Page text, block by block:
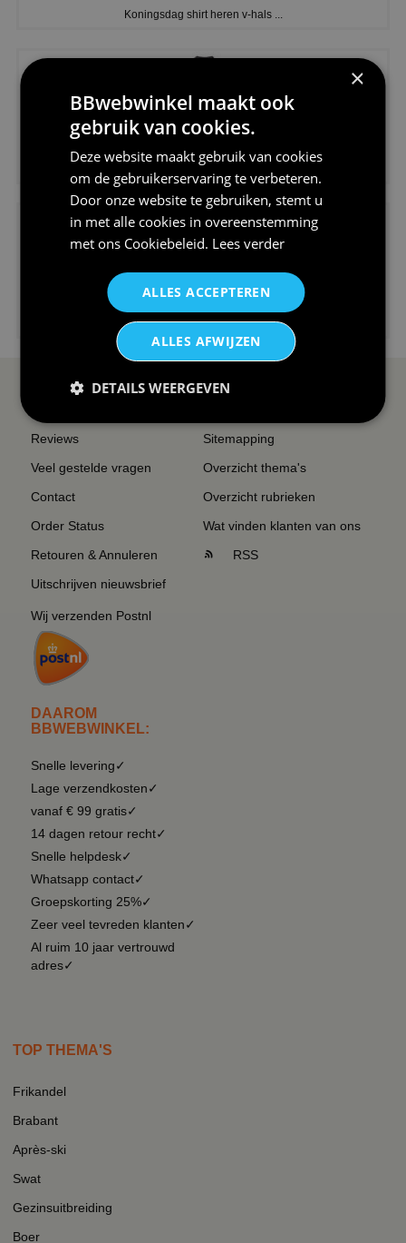
Koningsdag shirt heren v-hals ...
€24,95
V-hals shirt rood wit blauw st...
I love korfbal t-shirt sport s...
SERVICE EN INFO
Reviews
Veel gestelde vragen
Contact
Order Status
Retouren & Annuleren
Uitschrijven nieuwsbrief
Wij verzenden Postnl
DAAROM
BBWEBWINKEL:
Snelle levering✓
Lage verzendkosten✓
vanaf € 99 gratis✓
14 dagen retour recht✓
Snelle helpdesk✓
Whatsapp contact✓
Groepskorting 25%✓
Zeer veel tevreden klanten✓
Al ruim 10 jaar vertrouwd
adres✓
OVERZICHT
Sitemapping
Overzicht thema's
Overzicht rubrieken
Wat vinden klanten van ons
RSS
TOP THEMA'S
Frikandel
Brabant
Après-ski
Swat
Gezinsuitbreiding
Boer
×
BBwebwinkel maakt ook
gebruik van cookies.
Deze website maakt gebruik van cookies
om de gebruikerservaring te verbeteren.
Door onze website te gebruiken, stemt u
in met alle cookies in overeenstemming
met ons Cookiebeleid. Lees verder
ALLES ACCEPTEREN
ALLES AFWIJZEN
DETAILS WEERGEVEN